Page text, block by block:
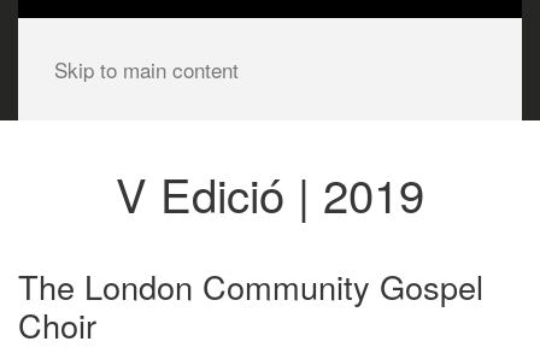
Skip to main content
V Edició | 2019
The London Community Gospel
Choir